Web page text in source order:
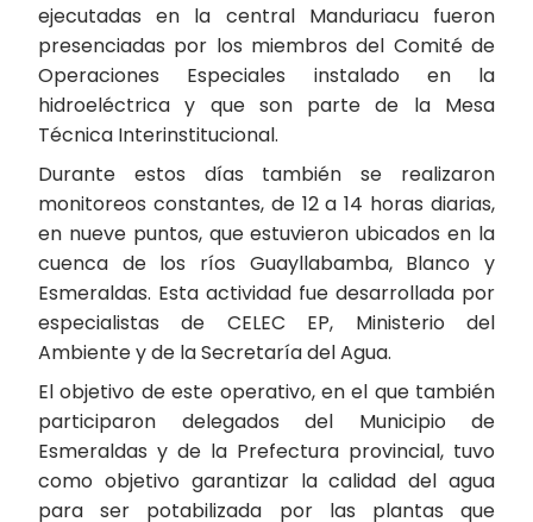
ejecutadas en la central Manduriacu fueron
presenciadas por los miembros del Comité de
Operaciones Especiales instalado en la
hidroeléctrica y que son parte de la Mesa
Técnica Interinstitucional.
Durante estos días también se realizaron
monitoreos constantes, de 12 a 14 horas diarias,
en nueve puntos, que estuvieron ubicados en la
cuenca de los ríos Guayllabamba, Blanco y
Esmeraldas. Esta actividad fue desarrollada por
especialistas de CELEC EP, Ministerio del
Ambiente y de la Secretaría del Agua.
El objetivo de este operativo, en el que también
participaron delegados del Municipio de
Esmeraldas y de la Prefectura provincial, tuvo
como objetivo garantizar la calidad del agua
para ser potabilizada por las plantas que